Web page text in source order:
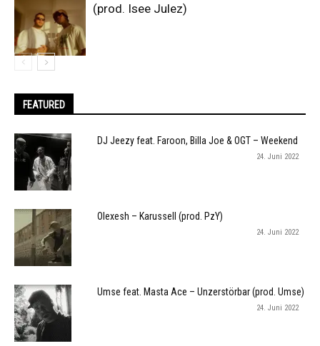
(prod. Isee Julez)
FEATURED
DJ Jeezy feat. Faroon, Billa Joe & OGT – Weekend
24. Juni 2022
Olexesh – Karussell (prod. PzY)
24. Juni 2022
Umse feat. Masta Ace – Unzerstörbar (prod. Umse)
24. Juni 2022